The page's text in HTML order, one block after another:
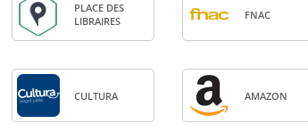
PLACE DES
LIBRAIRES
FNAC
CULTURA AMA­ZON